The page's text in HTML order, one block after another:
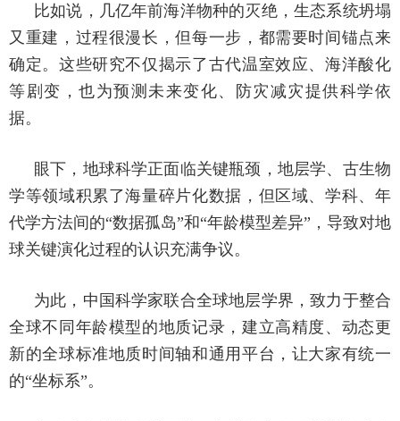
比如说，几亿年前海洋物种的灭绝，生态系统坍塌
又重建，过程很漫长，但每一步，都需要时间锚点来
确定。这些研究不仅揭示了古代温室效应、海洋酸化
等剧变，也为预测未来变化、防灾减灾提供科学依
据。
眼下，地球科学正面临关键瓶颈，地层学、古生物
学等领域积累了海量碎片化数据，但区域、学科、年
代学方法间的“数据孤岛”和“年龄模型差异”，导致对地
球关键演化过程的认识充满争议。
为此，中国科学家联合全球地层学界，致力于整合
全球不同年龄模型的地质记录，建立高精度、动态更
新的全球标准地质时间轴和通用平台，让大家有统一
的“坐标系”。